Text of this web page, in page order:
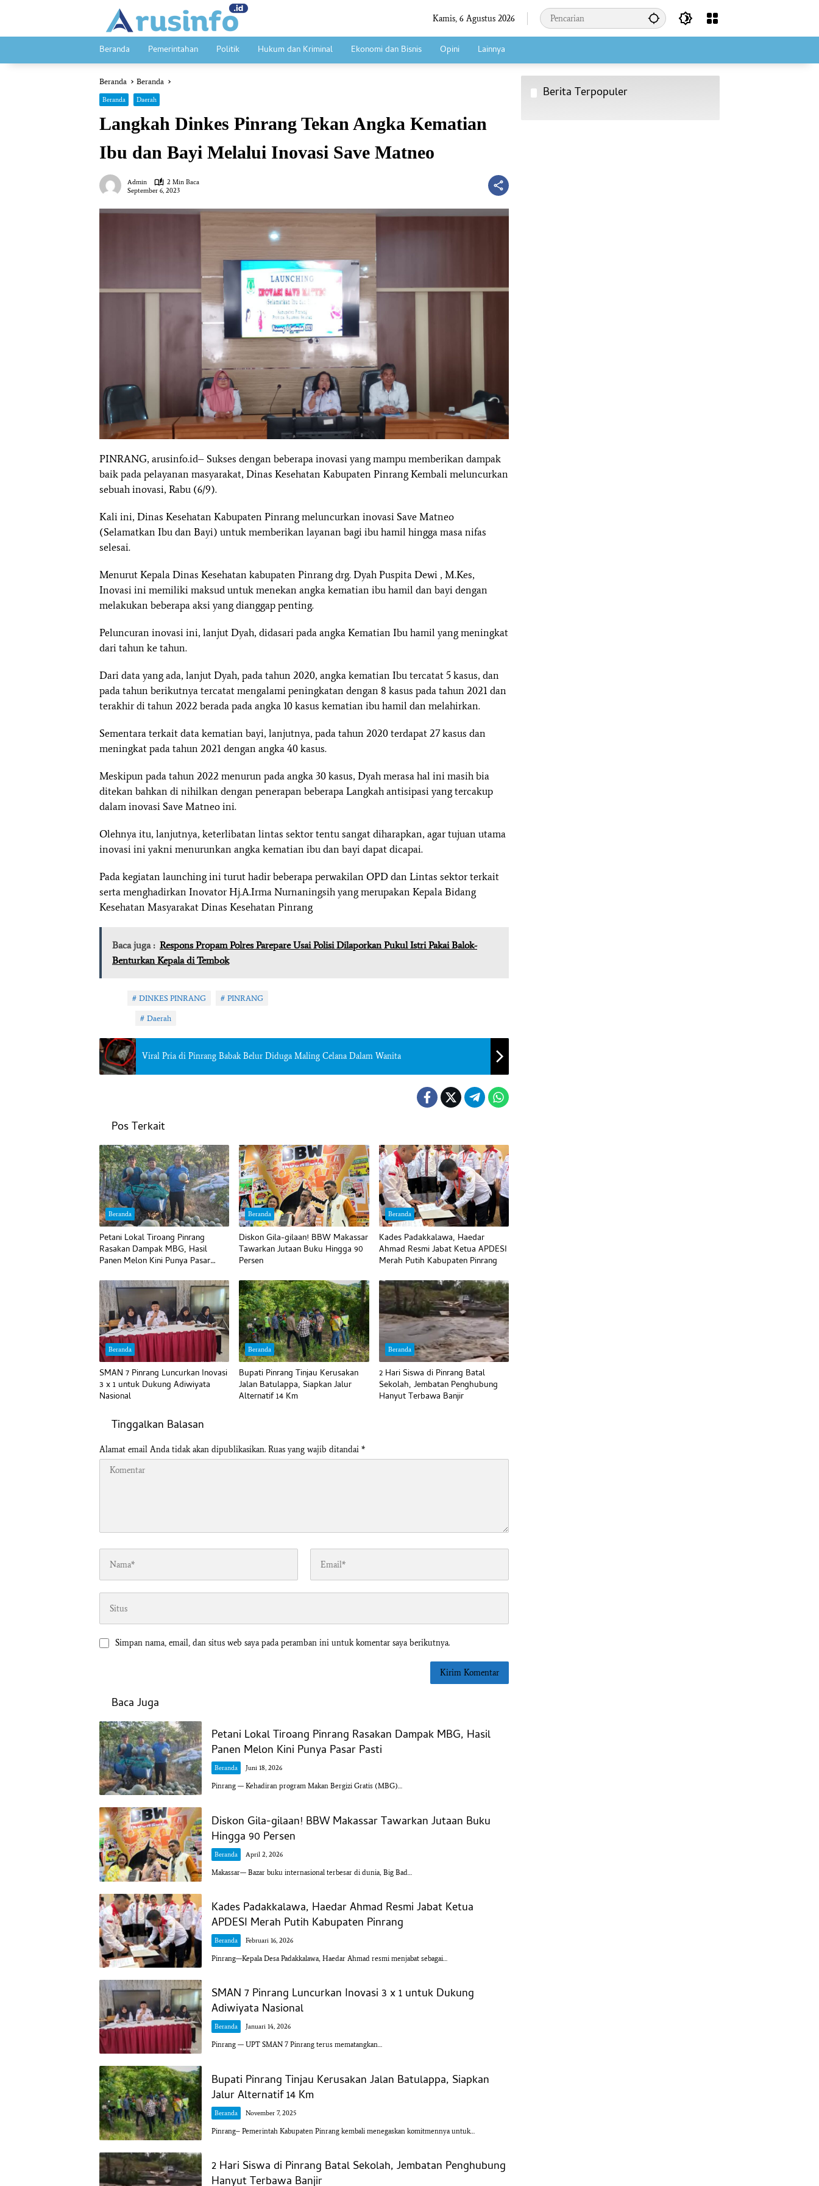
Kamis, 6 Agustus 2026
Beranda Pemerintahan Politik Hukum dan Kriminal Ekonomi dan Bisnis Opini Lainnya
Beranda Beranda
Beranda Daerah
Langkah Dinkes Pinrang Tekan Angka Kematian
Ibu dan Bayi Melalui Inovasi Save Matneo
Admin
2 Min Baca
September 6, 2023
PINRANG, arusinfo.id– Sukses dengan beberapa inovasi yang mampu memberikan dampak
baik pada pelayanan masyarakat, Dinas Kesehatan Kabupaten Pinrang Kembali meluncurkan
sebuah inovasi, Rabu (6/9).
Kali ini, Dinas Kesehatan Kabupaten Pinrang meluncurkan inovasi Save Matneo
(Selamatkan Ibu dan Bayi) untuk memberikan layanan bagi ibu hamil hingga masa nifas
selesai.
Menurut Kepala Dinas Kesehatan kabupaten Pinrang drg. Dyah Puspita Dewi , M.Kes,
Inovasi ini memiliki maksud untuk menekan angka kematian ibu hamil dan bayi dengan
melakukan beberapa aksi yang dianggap penting.
Peluncuran inovasi ini, lanjut Dyah, didasari pada angka Kematian Ibu hamil yang meningkat
dari tahun ke tahun.
Dari data yang ada, lanjut Dyah, pada tahun 2020, angka kematian Ibu tercatat 5 kasus, dan
pada tahun berikutnya tercatat mengalami peningkatan dengan 8 kasus pada tahun 2021 dan
terakhir di tahun 2022 berada pada angka 10 kasus kematian ibu hamil dan melahirkan.
Sementara terkait data kematian bayi, lanjutnya, pada tahun 2020 terdapat 27 kasus dan
meningkat pada tahun 2021 dengan angka 40 kasus.
Meskipun pada tahun 2022 menurun pada angka 30 kasus, Dyah merasa hal ini masih bia
ditekan bahkan di nihilkan dengan penerapan beberapa Langkah antisipasi yang tercakup
dalam inovasi Save Matneo ini.
Olehnya itu, lanjutnya, keterlibatan lintas sektor tentu sangat diharapkan, agar tujuan utama
inovasi ini yakni menurunkan angka kematian ibu dan bayi dapat dicapai.
Pada kegiatan launching ini turut hadir beberapa perwakilan OPD dan Lintas sektor terkait
serta menghadirkan Inovator Hj.A.Irma Nurnaningsih yang merupakan Kepala Bidang
Kesehatan Masyarakat Dinas Kesehatan Pinrang
Baca juga : Respons Propam Polres Parepare Usai Polisi Dilaporkan Pukul Istri Pakai Balok-
Benturkan Kepala di Tembok
DINKES PINRANG PINRANG
Daerah
Viral Pria di Pinrang Babak Belur Diduga Maling Celana Dalam Wanita
Pos Terkait
Beranda
Petani Lokal Tiroang Pinrang
Rasakan Dampak MBG, Hasil
Panen Melon Kini Punya Pasar
Beranda
Diskon Gila-gilaan! BBW Makassar
Tawarkan Jutaan Buku Hingga 90
Persen
Beranda
Kades Padakkalawa, Haedar
Ahmad Resmi Jabat Ketua APDESI
Merah Putih Kabupaten Pinrang
Beranda
SMAN 7 Pinrang Luncurkan Inovasi
3 x 1 untuk Dukung Adiwiyata
Nasional
Beranda
Bupati Pinrang Tinjau Kerusakan
Jalan Batulappa, Siapkan Jalur
Alternatif 14 Km
Beranda
2 Hari Siswa di Pinrang Batal
Sekolah, Jembatan Penghubung
Hanyut Terbawa Banjir
Tinggalkan Balasan
Alamat email Anda tidak akan dipublikasikan. Ruas yang wajib ditandai *
Simpan nama, email, dan situs web saya pada peramban ini untuk komentar saya berikutnya.
Baca Juga
Petani Lokal Tiroang Pinrang Rasakan Dampak MBG, Hasil
Panen Melon Kini Punya Pasar Pasti
Beranda Juni 18, 2026
Pinrang — Kehadiran program Makan Bergizi Gratis (MBG)…
Diskon Gila-gilaan! BBW Makassar Tawarkan Jutaan Buku
Hingga 90 Persen
Beranda April 2, 2026
Makassar— Bazar buku internasional terbesar di dunia, Big Bad…
Kades Padakkalawa, Haedar Ahmad Resmi Jabat Ketua
APDESI Merah Putih Kabupaten Pinrang
Beranda Februari 16, 2026
Pinrang—Kepala Desa Padakkalawa, Haedar Ahmad resmi menjabat sebagai…
SMAN 7 Pinrang Luncurkan Inovasi 3 x 1 untuk Dukung
Adiwiyata Nasional
Beranda Januari 14, 2026
Pinrang — UPT SMAN 7 Pinrang terus mematangkan…
Bupati Pinrang Tinjau Kerusakan Jalan Batulappa, Siapkan
Jalur Alternatif 14 Km
Beranda November 7, 2025
Pinrang– Pemerintah Kabupaten Pinrang kembali menegaskan komitmennya untuk…
2 Hari Siswa di Pinrang Batal Sekolah, Jembatan Penghubung
Hanyut Terbawa Banjir
Berita Terpopuler